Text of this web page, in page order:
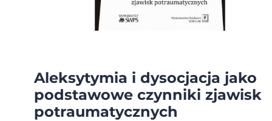
Aleksytymia i dysocjacja jako
podstawowe czynniki zjawisk
potraumatycznych